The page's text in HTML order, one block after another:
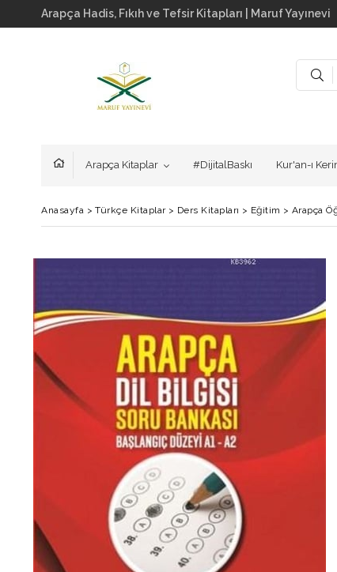
Arapça Hadis, Fıkıh ve Tefsir Kitapları | Maruf Yayınevi
Arapça Kitaplar #DijitalBaskı Kur'an-ı
Anasayfa > Türkçe Kitaplar> Ders Kitapları > Eğitim > Arapça